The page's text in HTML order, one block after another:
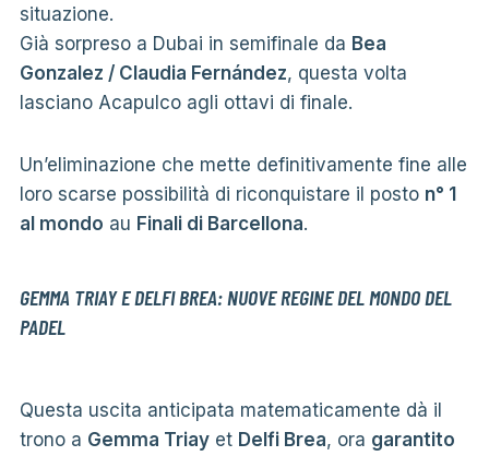
situazione.
Già sorpreso a Dubai in semifinale da Bea
Gonzalez / Claudia Fernández, questa volta
lasciano Acapulco agli ottavi di finale.
Un’eliminazione che mette definitivamente fine alle
loro scarse possibilità di riconquistare il posto n° 1
al mondo au Finali di Barcellona.
GEMMA TRIAY E DELFI BREA: NUOVE REGINE DEL MONDO DEL
PADEL
Questa uscita anticipata matematicamente dà il
trono a Gemma Triayet Delfi Brea, ora garantito